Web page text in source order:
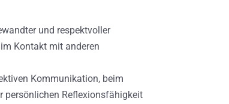
und respektvoller
Kontakt mit anderen
Kommunikation, beim
persönlichen Reflexionsfähigkeit